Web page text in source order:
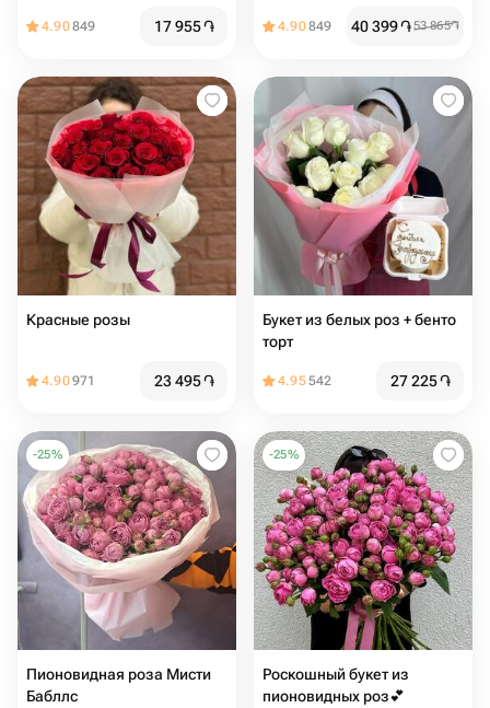
4.90849 17 955֏ 4.90849 40 399֏53 865֏
Красные розы
4.90971 23 495֏
Букет из белых роз + бенто
торт
4.95542 27 225֏
-25%
Пионовидная роза Мисти
Бабллс
-25%
Роскошный букет из
пионовидных роз💕